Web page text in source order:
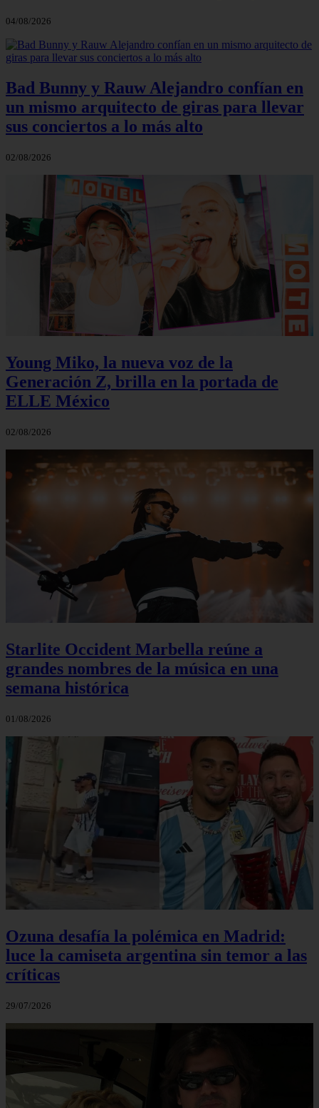
04/08/2026
Bad Bunny y Rauw Alejandro confían en
un mismo arquitecto de giras para llevar
sus conciertos a lo más alto
02/08/2026
Young Miko, la nueva voz de la
Generación Z, brilla en la portada de
ELLE México
02/08/2026
Starlite Occident Marbella reúne a
grandes nombres de la música en una
semana histórica
01/08/2026
Ozuna desafía la polémica en Madrid:
luce la camiseta argentina sin temor a las
críticas
29/07/2026